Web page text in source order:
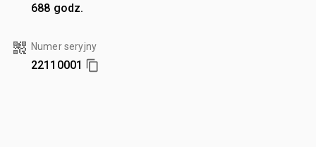
688 godz.
Numer seryjny
22110001